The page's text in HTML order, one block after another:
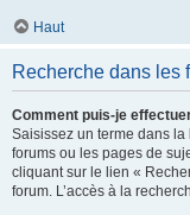
Haut
Recherche dans les
Comment puis-je
Saisissez un terme dans
forums ou les pages de
cliquant sur le lien «
forum. L’accès à la